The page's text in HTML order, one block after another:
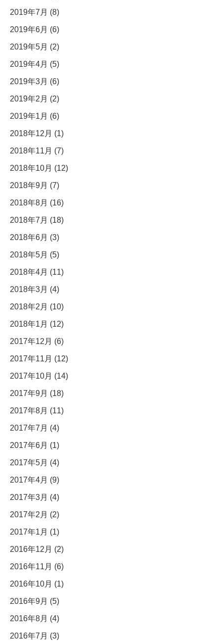
2019年7月 (8)
2019年6月 (6)
2019年5月 (2)
2019年4月 (5)
2019年3月 (6)
2019年2月 (2)
2019年1月 (6)
2018年12月 (1)
2018年11月 (7)
2018年10月 (12)
2018年9月 (7)
2018年8月 (16)
2018年7月 (18)
2018年6月 (3)
2018年5月 (5)
2018年4月 (11)
2018年3月 (4)
2018年2月 (10)
2018年1月 (12)
2017年12月 (6)
2017年11月 (12)
2017年10月 (14)
2017年9月 (18)
2017年8月 (11)
2017年7月 (4)
2017年6月 (1)
2017年5月 (4)
2017年4月 (9)
2017年3月 (4)
2017年2月 (2)
2017年1月 (1)
2016年12月 (2)
2016年11月 (6)
2016年10月 (1)
2016年9月 (5)
2016年8月 (4)
2016年7月 (3)